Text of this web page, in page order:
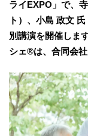
ライEXPO」で、
ト）、小島 政文
別講演を開催しま
シェ®︎は、合同会